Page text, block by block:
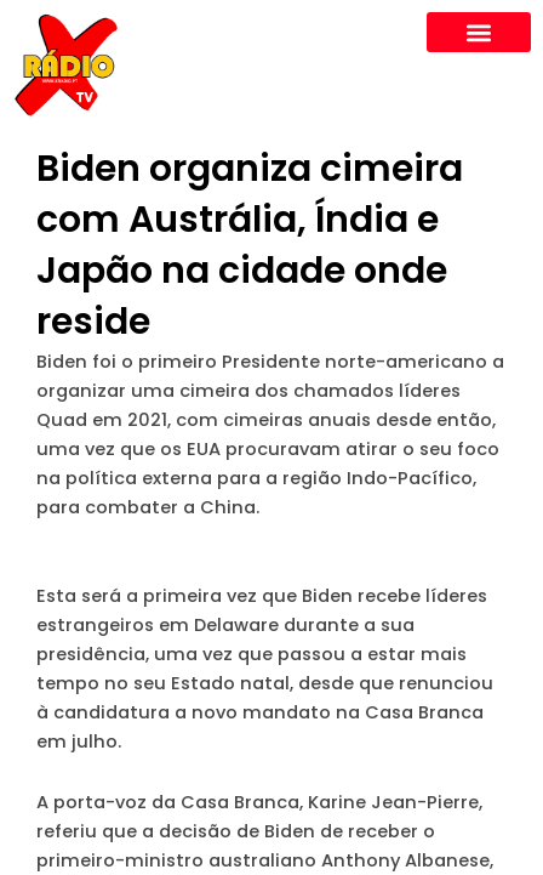
content
Biden organiza cimeira
com Austrália, Índia e
Japão na cidade onde
reside
Biden foi o primeiro Presidente norte-americano a
organizar uma cimeira dos chamados líderes
Quad em 2021, com cimeiras anuais desde então,
uma vez que os EUA procuravam atirar o seu foco
na política externa para a região Indo-Pacífico,
para combater a China.
Esta será a primeira vez que Biden recebe líderes
estrangeiros em Delaware durante a sua
presidência, uma vez que passou a estar mais
tempo no seu Estado natal, desde que renunciou
à candidatura a novo mandato na Casa Branca
em julho.
A porta-voz da Casa Branca, Karine Jean-Pierre,
referiu que a decisão de Biden de receber o
primeiro-ministro australiano Anthony Albanese,